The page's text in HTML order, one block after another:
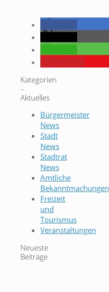
Kategorien
–
Aktuelles
Bürgermeister
News
Stadt
News
Stadtrat
News
Amtliche
Bekanntmachungen
Freizeit
und
Tourismus
Veranstaltungen
Neueste
Beiträge